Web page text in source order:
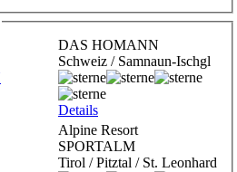
DAS HOMANN
Schweiz / Samnaun-Ischgl
Details
Alpine Resort
SPORTALM
Tirol / Pitztal / St. Leonhard